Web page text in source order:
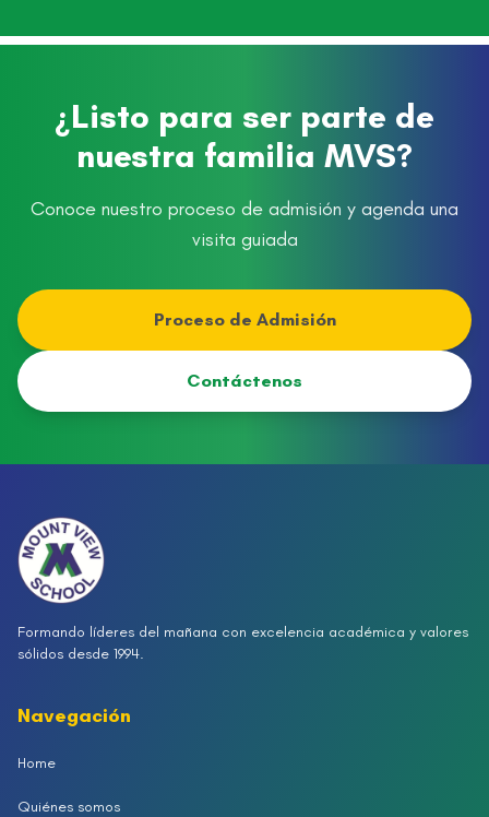
¿Listo para ser parte de
nuestra familia MVS?
Conoce nuestro proceso de admisión y agenda una
visita guiada
Proceso de Admisión
Contáctenos
Formando líderes del mañana con excelencia académica y valores
sólidos desde 1994.
Navegación
Home
Quiénes somos